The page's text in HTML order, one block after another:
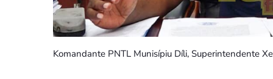
Komandante PNTL Munisípiu Díli, Superintendente